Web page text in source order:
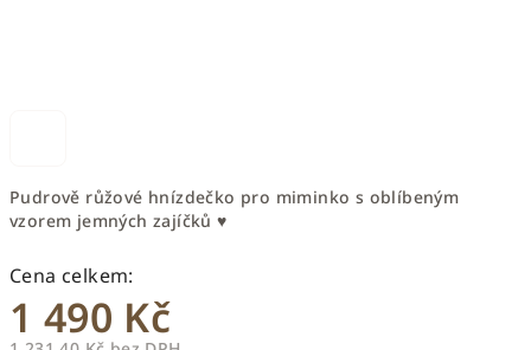
Pudrově růžové hnízdečko pro miminko s oblíbeným
vzorem jemných zajíčků ♥
1 490 Kč